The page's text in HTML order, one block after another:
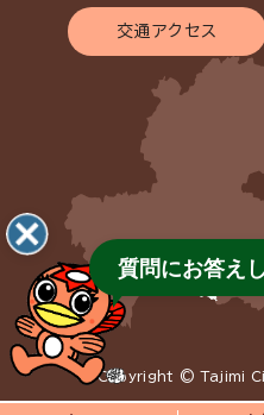
交通アクセス
Copyright © Tajimi
質問にお答え